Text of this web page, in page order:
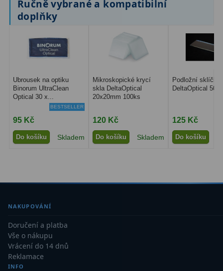
Astronomické 44
Lovecké a turistické
Univerzální38
Dětské 7
12
Sportovní54
Mikroskopy76
Pro děti5
Ručně vybrané a kompatibilní
doplňky
Ubrousek na optiku
Binorum UltraClean
Optical 30 x...
BESTSELLER
95 Kč
Do košíku Skladem
Mikroskopické krycí
skla DeltaOptical
20x20mm 100ks
120 Kč
Do košíku Skladem
Podložní sklíčka
DeltaOptical 50ks
125 Kč
Do košíku
NAKUPOVÁNÍ
Doručení a platba
Vše o nákupu
Vrácení do 14 dnů
Reklamace
INFO